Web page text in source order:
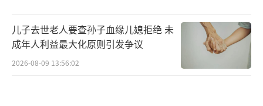
儿子去世老人要查孙子血缘儿媳拒绝 未
成年人利益最大化原则引发争议
2026-08-09 13:56:02